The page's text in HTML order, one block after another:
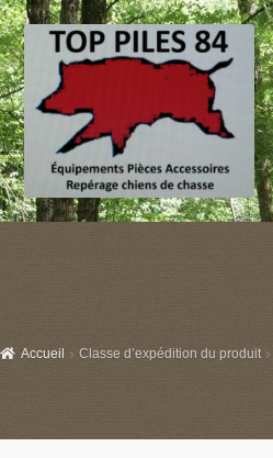
Aller
à
la
navigation
Aller
au
contenu
Accueil
Accueil Classe d’expédition du produit